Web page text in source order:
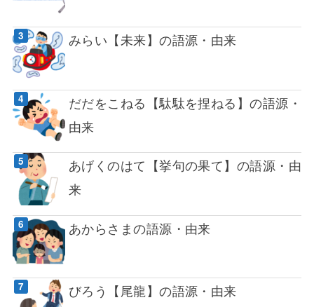
みらい【未来】の語源・由来
だだをこねる【駄駄を捏ねる】の語源・
由来
あげくのはて【挙句の果て】の語源・由
来
あからさまの語源・由来
びろう【尾龍】の語源・由来